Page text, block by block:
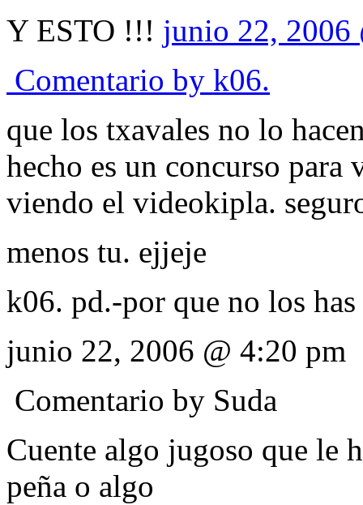
Y ESTO !!! junio 22, 2006
Comentario by k06.
que los txavales no lo
hecho es un concurso para
viendo el videokipla.
menos tu. ejjeje
k06. pd.-por que no los
junio 22, 2006 @ 4:20 pm
Comentario by Suda
Cuente algo jugoso que le
peña o algo